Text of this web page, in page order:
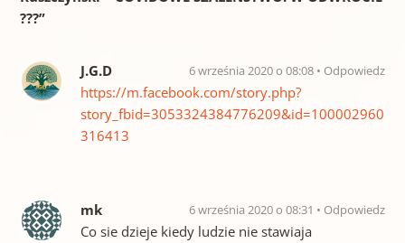
???”
J.G.D 6 września 2020 o 08:08 Odpowiedz
https://m.facebook.com/story.php?
story_fbid=3053324384776209&id=100002960
316413
mk 6 września 2020 o 08:31 Odpowiedz
Co sie dzieje kiedy ludzie nie stawiaja